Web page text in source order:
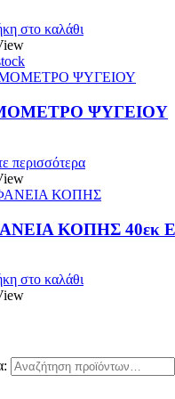
στο καλάθι
ΨΥΓΕΙΟΥ
περισσότερα
ΚΟΠΗΣ 40εκ
στο καλάθι